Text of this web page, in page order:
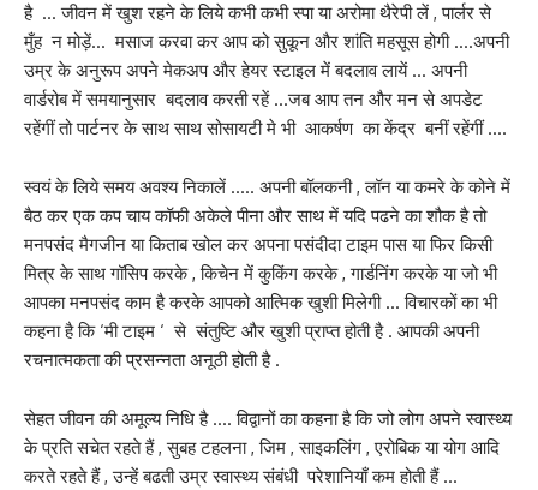
है … जीवन में खुश रहने के लिये कभी कभी स्पा या अरोमा थैरेपी लें , पार्लर से
मुँह न मोड़ें… मसाज करवा कर आप को सुकून और शांति महसूस होगी ….अपनी
उम्र के अनुरूप अपने मेकअप और हेयर स्टाइल में बदलाव लायें … अपनी
वार्डरोब में समयानुसार बदलाव करती रहें …जब आप तन और मन से अपडेट
रहेंगीं तो पार्टनर के साथ साथ सोसायटी मे भी आकर्षण का केंद्र बनीं रहेंगीं ….
स्वयं के लिये समय अवश्य निकालें ….. अपनी बॉलकनी , लॉन या कमरे के कोने में
बैठ कर एक कप चाय कॉफी अकेले पीना और साथ में यदि पढने का शौक है तो
मनपसंद मैगजीन या किताब खोल कर अपना पसंदीदा टाइम पास या फिर किसी
मित्र के साथ गॉसिप करके , किचेन में कुकिंग करके , गार्डनिंग करके या जो भी
आपका मनपसंद काम है करके आपको आत्मिक खुशी मिलेगी … विचारकों का भी
कहना है कि ‘मी टाइम ‘ से संतुष्टि और खुशी प्राप्त होती है . आपकी अपनी
रचनात्मकता की प्रसन्नता अनूठी होती है .
सेहत जीवन की अमूल्य निधि है …. विद्वानों का कहना है कि जो लोग अपने स्वास्थ्य
के प्रति सचेत रहते हैं , सुबह टहलना , जिम , साइकलिंग , एरोबिक या योग आदि
करते रहते हैं , उन्हें बढती उम्र स्वास्थ्य संबंधी परेशानियाँ कम होती हैं …